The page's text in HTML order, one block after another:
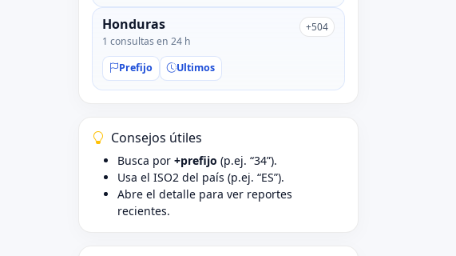
Honduras
1 consultas en 24 h
+504
Prefijo Ultimos
Consejos útiles
Busca por+prefijo (p.ej. “34”).
Usa el ISO2 del país (p.ej. “ES”).
Abre el detalle para ver reportes
recientes.